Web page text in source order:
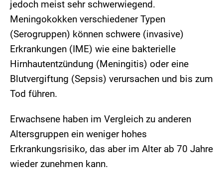
jedoch meist sehr schwerwiegend.
Meningokokken verschiedener Typen
(Serogruppen) können schwere (invasive)
Erkrankungen (IME) wie eine bakterielle
Hirnhautentzündung (Meningitis) oder eine
Blutvergiftung (Sepsis) verursachen und bis zum
Tod führen.
Erwachsene haben im Vergleich zu anderen
Altersgruppen ein weniger hohes
Erkrankungsrisiko, das aber im Alter ab 70 Jahre
wieder zunehmen kann.